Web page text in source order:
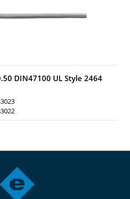
DIN47100 UL Style 2464